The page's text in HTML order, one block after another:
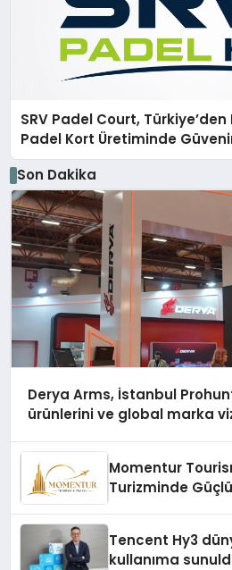
SRV Padel Court,
Padel Kort Üretiminde
Son Dakika
Derya Arms, İstanbul
ürünlerini ve global marka
Momentur
Turizminde
Tencent Hy3
kullanıma